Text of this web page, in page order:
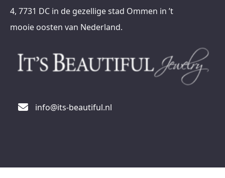
4, 7731 DC in de gezellige stad Ommen in ’t
mooie oosten van Nederland.
info@its-beautiful.nl